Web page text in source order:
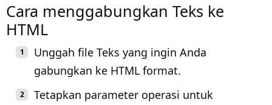
Cara menggabungkan Teks ke
HTML
Unggah file Teks yang ingin Anda
gabungkan ke HTML format.
Tetapkan parameter operasi untuk